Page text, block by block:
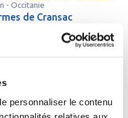
personnaliser le contenu
- Occitanie
de Cransac
01 42 65 24 24